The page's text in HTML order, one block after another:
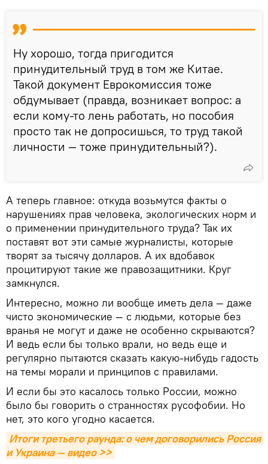
Ну хорошо, тогда пригодится
принудительный труд в том же Китае.
Такой документ Еврокомиссия тоже
обдумывает (правда, возникает вопрос: а
если кому-то лень работать, но пособия
просто так не допросишься, то труд такой
личности — тоже принудительный?).
А теперь главное: откуда возьмутся факты о
нарушениях прав человека, экологических норм и
о применении принудительного труда? Так их
поставят вот эти самые журналисты, которые
творят за тысячу долларов. А их вдобавок
процитируют такие же правозащитники. Круг
замкнулся.
Интересно, можно ли вообще иметь дела — даже
чисто экономические — с людьми, которые без
вранья не могут и даже не особенно скрываются?
И ведь если бы только врали, но ведь еще и
регулярно пытаются сказать какую-нибудь гадость
на темы морали и принципов с правилами.
И если бы это касалось только России, можно
было бы говорить о странностях русофобии. Но
нет, это кого угодно касается.
Итоги третьего раунда: о чем договорились Россия
и Украина — видео >>